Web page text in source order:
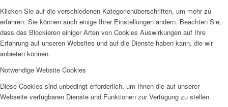
Klicken Sie auf die verschiedenen Kategorienüberschriften, um mehr zu
erfahren. Sie können auch einige Ihrer Einstellungen ändern. Beachten Sie,
dass das Blockieren einiger Arten von Cookies Auswirkungen auf Ihre
Erfahrung auf unseren Websites und auf die Dienste haben kann, die wir
anbieten können.
Notwendige Website Cookies
Diese Cookies sind unbedingt erforderlich, um Ihnen die auf unserer
Webseite verfügbaren Dienste und Funktionen zur Verfügung zu stellen.